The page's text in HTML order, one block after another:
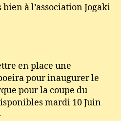
à l’association Jogaki
en place une
pour inaugurer le
pour la coupe du
mardi 10 Juin